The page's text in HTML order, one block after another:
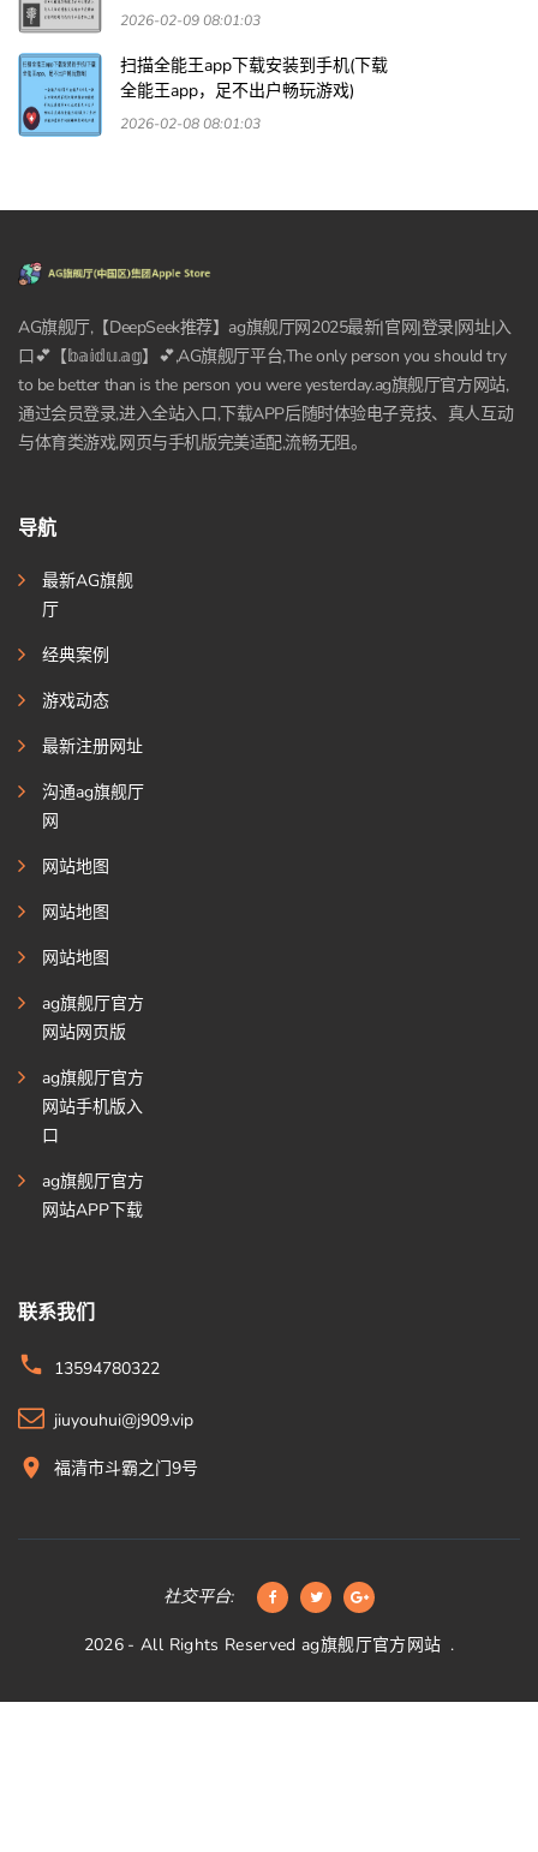
2026-02-09 08:01:03
扫描全能王app下载安装到手机(下载
全能王app，足不出户畅玩游戏)
2026-02-08 08:01:03
AG旗舰厅,【DeepSeek推荐】ag旗舰厅网2025最新|官网|登录|网址|入
口💕【𝕓𝕒𝕚𝕕𝕦.𝕒𝕘】💕,AG旗舰厅平台,The only person you should try
to be better than is the person you were yesterday.ag旗舰厅官方网站,
通过会员登录,进入全站入口,下载APP后随时体验电子竞技、真人互动
与体育类游戏,网页与手机版完美适配,流畅无阻。
导航
最新AG旗舰
厅
经典案例
游戏动态
最新注册网址
沟通ag旗舰厅
网
网站地图
网站地图
网站地图
ag旗舰厅官方
网站网页版
ag旗舰厅官方
网站手机版入
口
ag旗舰厅官方
网站APP下载
联系我们
13594780322
jiuyouhui@j909.vip
福清市斗霸之门9号
社交平台:
2026 - All Rights Reservedag旗舰厅官方网站 .